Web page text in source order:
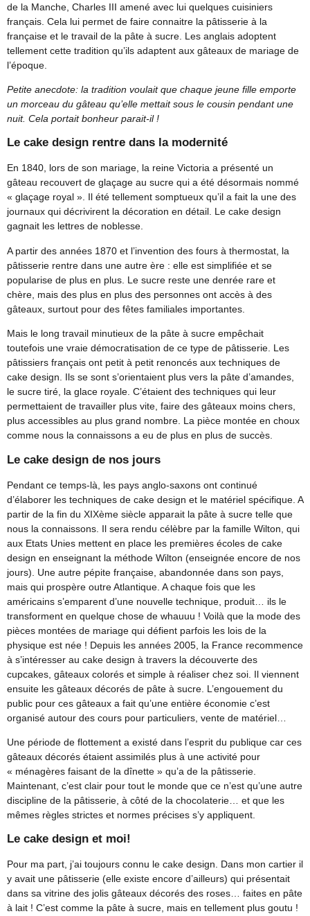
de la Manche, Charles III amené avec lui quelques cuisiniers
français. Cela lui permet de faire connaitre la pâtisserie à la
française et le travail de la pâte à sucre. Les anglais adoptent
tellement cette tradition qu’ils adaptent aux gâteaux de mariage de
l’époque.
Petite anecdote: la tradition voulait que chaque jeune fille emporte
un morceau du gâteau qu’elle mettait sous le cousin pendant une
nuit. Cela portait bonheur parait-il !
Le cake design rentre dans la modernité
En 1840, lors de son mariage, la reine Victoria a présenté un
gâteau recouvert de glaçage au sucre qui a été désormais nommé
« glaçage royal ». Il été tellement somptueux qu’il a fait la une des
journaux qui décrivirent la décoration en détail. Le cake design
gagnait les lettres de noblesse.
A partir des années 1870 et l’invention des fours à thermostat, la
pâtisserie rentre dans une autre ère : elle est simplifiée et se
popularise de plus en plus. Le sucre reste une denrée rare et
chère, mais des plus en plus des personnes ont accès à des
gâteaux, surtout pour des fêtes familiales importantes.
Mais le long travail minutieux de la pâte à sucre empêchait
toutefois une vraie démocratisation de ce type de pâtisserie. Les
pâtissiers français ont petit à petit renoncés aux techniques de
cake design. Ils se sont s’orientaient plus vers la pâte d’amandes,
le sucre tiré, la glace royale. C’étaient des techniques qui leur
permettaient de travailler plus vite, faire des gâteaux moins chers,
plus accessibles au plus grand nombre. La pièce montée en choux
comme nous la connaissons a eu de plus en plus de succès.
Le cake design de nos jours
Pendant ce temps-là, les pays anglo-saxons ont continué
d’élaborer les techniques de cake design et le matériel spécifique. A
partir de la fin du XIXème siècle apparait la pâte à sucre telle que
nous la connaissons. Il sera rendu célèbre par la famille Wilton, qui
aux Etats Unies mettent en place les premières écoles de cake
design en enseignant la méthode Wilton (enseignée encore de nos
jours). Une autre pépite française, abandonnée dans son pays,
mais qui prospère outre Atlantique. A chaque fois que les
américains s’emparent d’une nouvelle technique, produit… ils le
transforment en quelque chose de whauuu ! Voilà que la mode des
pièces montées de mariage qui défient parfois les lois de la
physique est née ! Depuis les années 2005, la France recommence
à s’intéresser au cake design à travers la découverte des
cupcakes, gâteaux colorés et simple à réaliser chez soi. Il viennent
ensuite les gâteaux décorés de pâte à sucre. L’engouement du
public pour ces gâteaux a fait qu’une entière économie c’est
organisé autour des cours pour particuliers, vente de matériel…
Une période de flottement a existé dans l’esprit du publique car ces
gâteaux décorés étaient assimilés plus à une activité pour
« ménagères faisant de la dînette » qu’a de la pâtisserie.
Maintenant, c’est clair pour tout le monde que ce n’est qu’une autre
discipline de la pâtisserie, à côté de la chocolaterie… et que les
mêmes règles strictes et normes précises s’y appliquent.
Le cake design et moi!
Pour ma part, j’ai toujours connu le cake design. Dans mon cartier il
y avait une pâtisserie (elle existe encore d’ailleurs) qui présentait
dans sa vitrine des jolis gâteaux décorés des roses… faites en pâte
à lait ! C’est comme la pâte à sucre, mais en tellement plus goutu !